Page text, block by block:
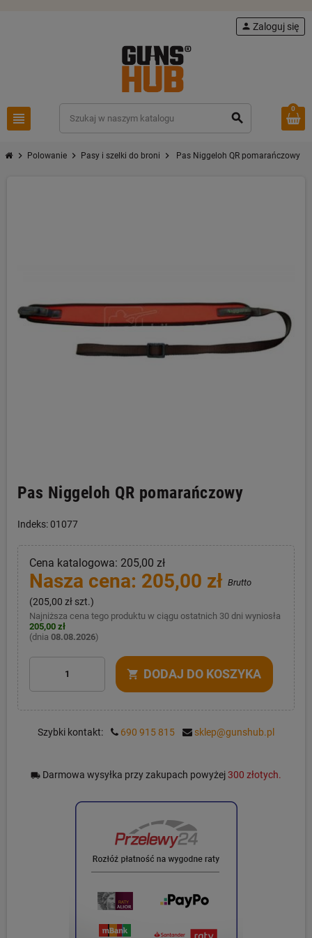
view_headline search
person Zaloguj się
0
chevron_right Polowanie chevron_right Pasy i szelki do broni chevron_right Pas Niggeloh QR pomarańczowy
Pas Niggeloh QR pomarańczowy
Indeks: 01077
Cena katalogowa: 205,00 zł
Nasza cena: 205,00 zł Brutto
(205,00 zł szt.)
Najniższa cena tego produktu w ciągu ostatnich 30 dni wyniosła
205,00 zł
(dnia 08.08.2026)
shopping_cart DODAJ DO KOSZYKA
Szybki kontakt: 690 915 815 sklep@gunshub.pl
local_shipping Darmowa wysyłka przy zakupach powyżej300 złotych.